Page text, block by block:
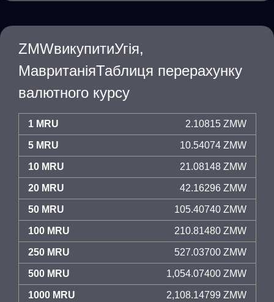
ZMWвикупитиУгія,
МавританіяТаблиця перерахунку
валютного курсу
1 MRU 2.10815 ZMW
5 MRU 10.54074 ZMW
10 MRU 21.08148 ZMW
20 MRU 42.16296 ZMW
50 MRU 105.40740 ZMW
100 MRU 210.81480 ZMW
250 MRU 527.03700 ZMW
500 MRU 1,054.07400 ZMW
1000 MRU 2,108.14799 ZMW